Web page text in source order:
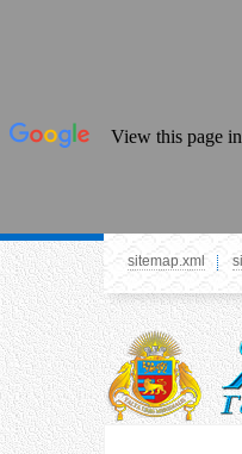
У вас нет
логином
вам
sitemap.xml